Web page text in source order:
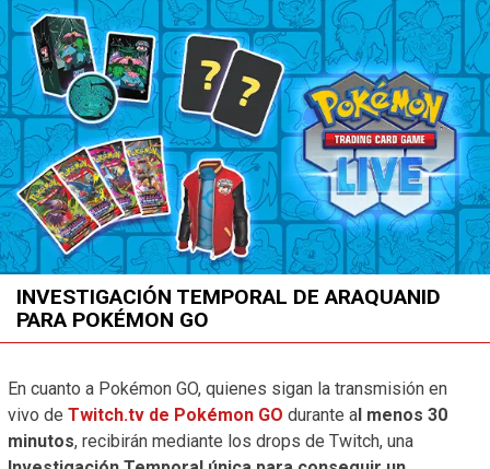
INVESTIGACIÓN TEMPORAL DE ARAQUANID
PARA POKÉMON GO
En cuanto a Pokémon GO, quienes sigan la transmisión en
vivo de Twitch.tv de Pokémon GO durante a l menos 30
minutos, recibirán mediante los drops de Twitch, una